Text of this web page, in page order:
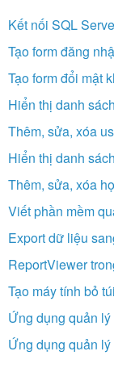
Kết nối SQL
Tạo form đăng
Tạo form đổi mật
Hiển thị danh
Thêm, sửa, xóa
Hiển thị danh
Thêm, sửa, xóa
Viết phần mềm
Export dữ liệu
ReportViewer
Tạo máy tính bỏ
Ứng dụng quản
Ứng dụng quản